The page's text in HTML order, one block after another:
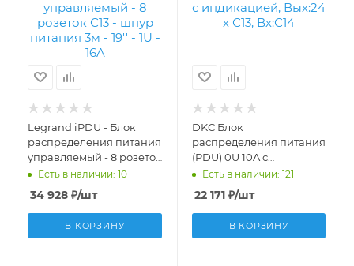
Legrand iPDU - Блок
распределения питания
управляемый - 8 розеток
С13 - шнур питания 3м -
19'' - 1U - 16A 646020
Есть в наличии: 10
34 928 ₽/шт
В КОРЗИНУ
DKC Блок
распределения питания
(PDU) 0U 10A с
индикацией, Вых:24 х
С13, Вх:С14
R5VIEC24PIC14
Есть в наличии: 121
22 171₽/шт
В КОРЗИНУ